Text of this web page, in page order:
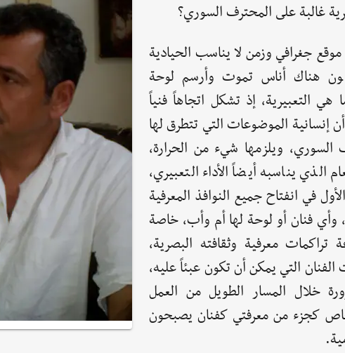
غالبة على المحترف السوري؟
جغرافي وزمن لا يناسب الحيادية
هناك أناس تموت وأرسم لوحة
هي التعبيرية، إذ تشكل اتجاهاً فنياً
إنسانية الموضوعات التي تتطرق لها
السوري، ويلزمها شيء من الحرارة،
الذي يناسبه أيضاً الأداء التعبيري،
في انفتاح جميع النوافذ المعرفية
وأي فنان أو لوحة لها أم وأب، خاصة
معرفية وثقافته البصرية،
التي يمكن أن تكون عبئاً عليه،
خلال المسار الطويل من العمل
كجزء من معرفتي كفنان يصبحون